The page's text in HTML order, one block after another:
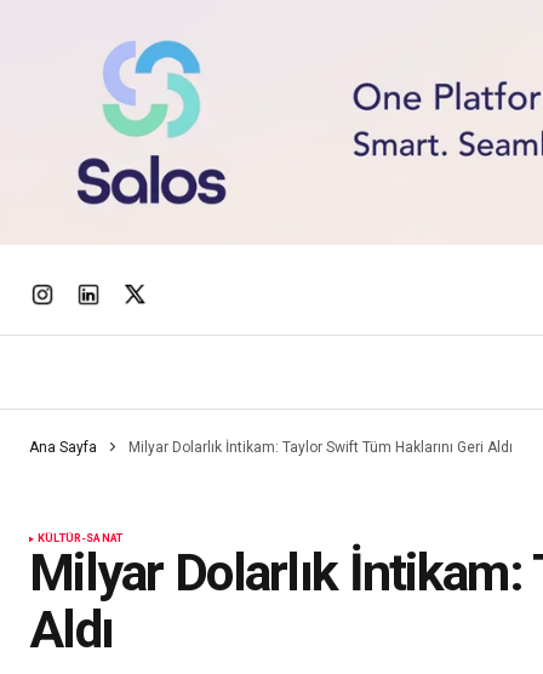
Ana Sayfa Milyar Dolarlık İntikam: Taylor Swift Tüm Haklarını Geri Aldı
KÜLTÜR-SANAT
Milyar Dolarlık İntikam:
Aldı